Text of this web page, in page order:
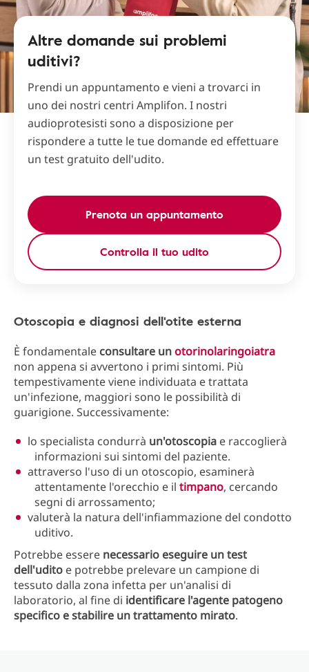
Altre domande sui problemi
uditivi?
Prendi un appuntamento e vieni a trovarci in
uno dei nostri centri Amplifon. I nostri
audioprotesisti sono a disposizione per
rispondere a tutte le tue domande ed effettuare
un test gratuito dell'udito.
Prenota un appuntamento
Controlla il tuo udito
Otoscopia e diagnosi dell'otite esterna
È fondamentale consultare unotorinolaringoiatra
non appena si avvertono i primi sintomi. Più
tempestivamente viene individuata e trattata
un'infezione, maggiori sono le possibilità di
guarigione. Successivamente:
lo specialista condurrà un'otoscopia e raccoglierà
informazioni sui sintomi del paziente.
attraverso l'uso di un otoscopio, esaminerà
attentamente l'orecchio e il timpano, cercando
segni di arrossamento;
valuterà la natura dell'infiammazione del condotto
uditivo.
Potrebbe essere necessario eseguire un test
dell'udito e potrebbe prelevare un campione di
tessuto dalla zona infetta per un'analisi di
laboratorio, al fine di identificare l'agente patogeno
specifico e stabilire un trattamento mirato.